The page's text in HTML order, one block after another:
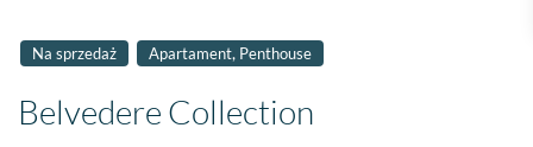
Na sprzedaż Apartament, Penthouse
Belvedere Collection